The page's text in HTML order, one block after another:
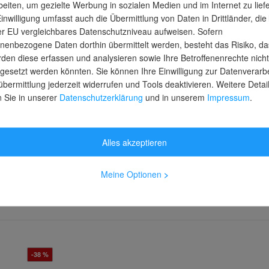
mit Bit-Set
Nm +
in
mit USB-
Wiha Crimpwerkzeug für
Aderendhülsen Z62000506SB
LieferungbisMi., 12. Aug.
162,99 €
Wiha
Blister 200
Lieferungbis
-38 %
um gezielte Werbung in sozialen Medien und im Internet zu
umfasst auch die Übermittlung von Daten in Drittländer, die
EU vergleichbares Datenschutzniveau aufweisen. Sofern
Daten dorthin übermittelt werden, besteht das Risiko,
diese erfassen und analysieren sowie Ihre Betroffenenrechte nicht
werden könnten. Sie können Ihre Einwilligung zur
jederzeit widerrufen und Tools deaktivieren. Weitere
Sie in unserer Datenschutzerklärung und in unserem Impressum.
Alles akzeptieren
Meine Optionen >